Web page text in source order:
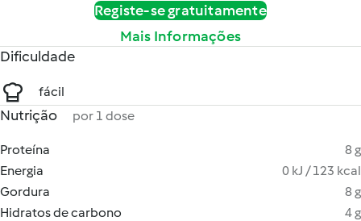
Registe-se gratuitamente
Mais Informações
Dificuldade
fácil
Nutrição por 1 dose
Proteína
8 g
Energia
0 kJ / 123 kcal
Gordura
8 g
Hidratos de carbono
4 g